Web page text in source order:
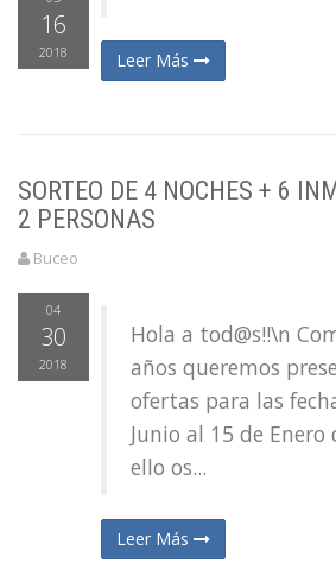
16
2018 Leer Más
SORTEO DE 4 NOCHES + 6
2 PERSONAS
Buceo
04
30
2018
Hola a tod@s!!\n
años queremos
ofertas para las
Junio al 15 de Enero
ello os...
Leer Más